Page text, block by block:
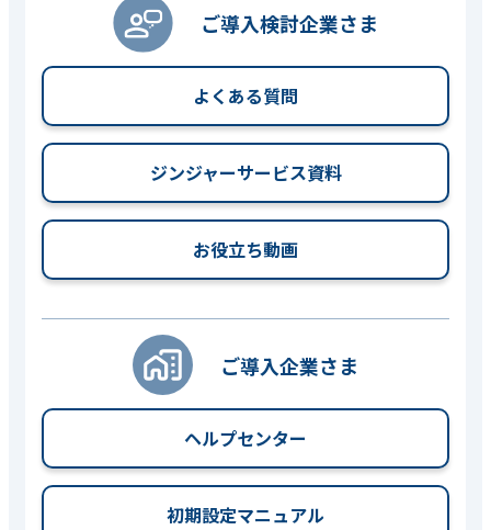
ご導入検討企業さま
よくある質問
ジンジャーサービス資料
お役立ち動画
ご導入企業さま
ヘルプセンター
初期設定マニュアル